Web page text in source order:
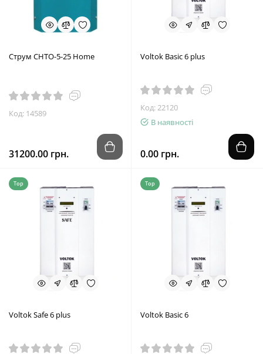
Струм СНТО-5-25 Home
Код: 14589
31200.00 грн.
Voltok Basic 6 plus
Код: 22120
В наявності
0.00 грн.
Top
Voltok Safe 6 plus
Top
Voltok Basic 6